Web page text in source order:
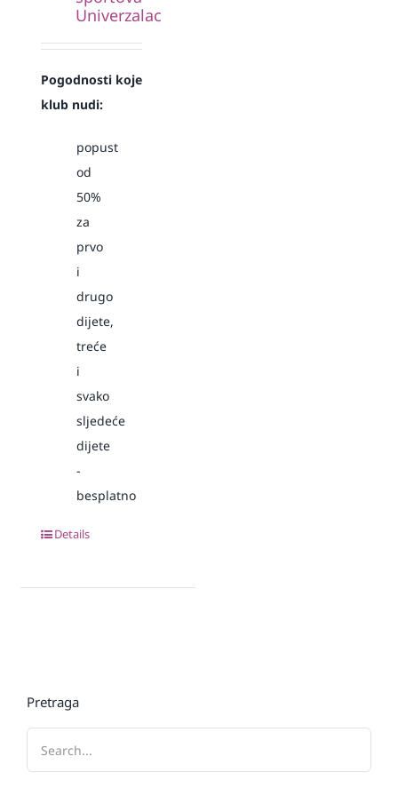
Univerzalac
Pogodnosti koje
klub nudi:
popust
od
50%
za
prvo
i
drugo
dijete,
treće
i
svako
sljedeće
dijete
-
besplatno
Details
Pretraga